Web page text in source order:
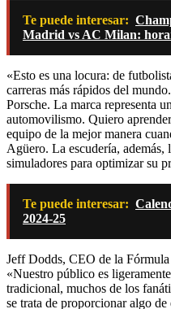
Te puede interesar:
Madrid vs AC Milan:
«Esto es una locura: de
carreras más rápidos del
Porsche. La marca representa
automovilismo. Quiero
equipo de la mejor manera
Agüero. La escudería, además,
simuladores para optimizar su
Te puede interesar:
2024-25
Jeff Dodds, CEO de la
«Nuestro público es
tradicional, muchos de los
se trata de proporcionar algo